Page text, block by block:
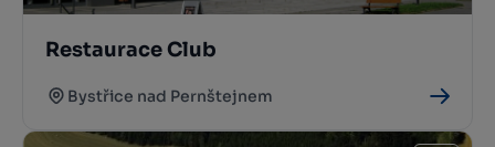
Restaurace Club
Bystřice nad Pernštejnem